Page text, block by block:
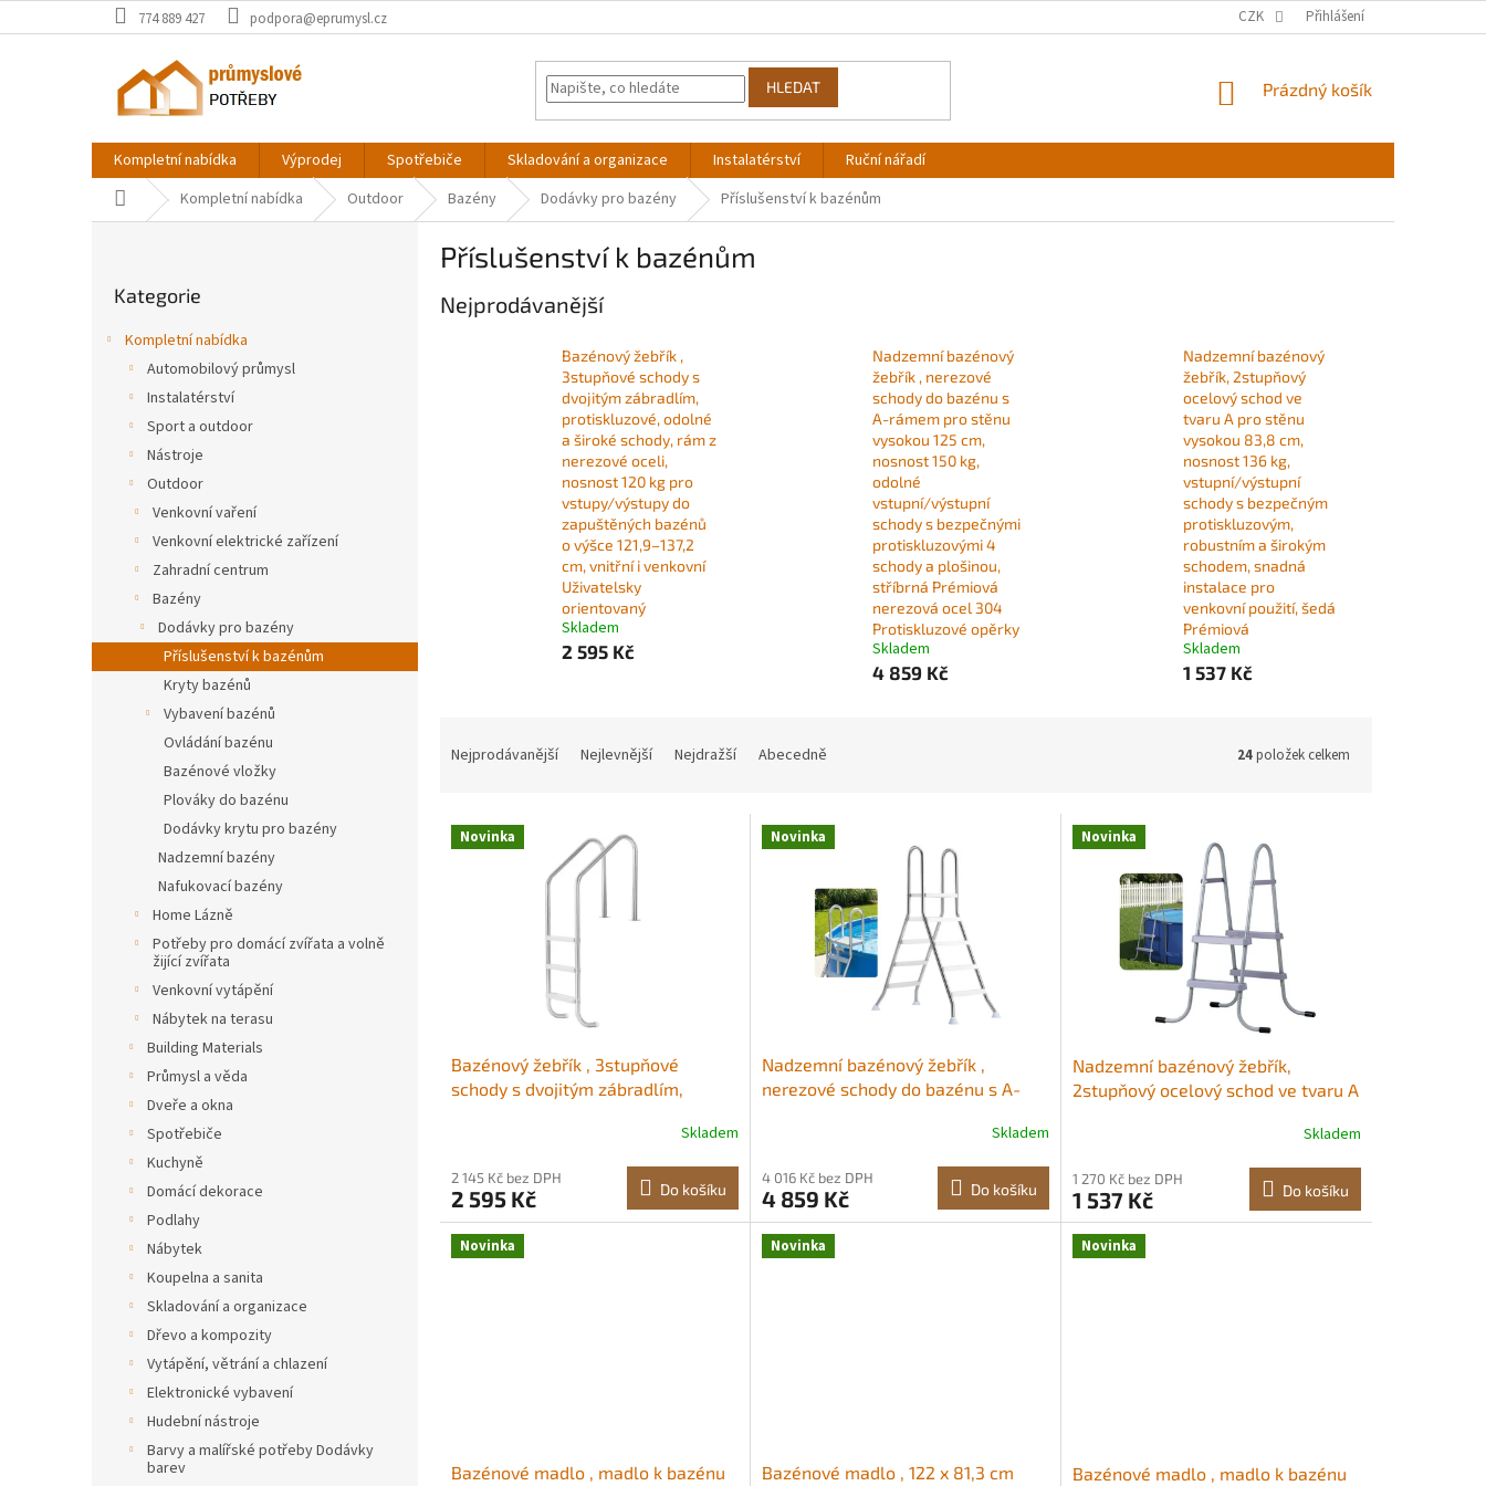
na
774 889 427 podpora@eprumysl.cz CZK Přihlášení
HLEDAT
NÁKUPNÍ
Prázdný košík
Kompletní nabídka Výprodej Spotřebiče Skladování a organizace Instalatérství
Ruční nářadí
Domů Kompletní nabídka Outdoor Bazény Dodávky pro bazény Příslušenství k bazénům
kategorie
Kategorie
Kompletní nabídka
Automobilový průmysl
Instalatérství
Sport a outdoor
Nástroje
Outdoor
Venkovní vaření
Venkovní elektrické zařízení
Zahradní centrum
Bazény
Dodávky pro bazény
Příslušenství k bazénům
Kryty bazénů
Vybavení bazénů
Ovládání bazénu
Bazénové vložky
Plováky do bazénu
Dodávky krytu pro bazény
Nadzemní bazény
Nafukovací bazény
Home Lázně
Potřeby pro domácí zvířata a volně
žijící zvířata
Venkovní vytápění
Nábytek na terasu
Building Materials
Průmysl a věda
Dveře a okna
Spotřebiče
Kuchyně
Domácí dekorace
Podlahy
Nábytek
Koupelna a sanita
Skladování a organizace
Dřevo a kompozity
Vytápění, větrání a chlazení
Elektronické vybavení
Hudební nástroje
Barvy a malířské potřeby Dodávky
barev
Příslušenství k bazénům
Nejprodávanější
Bazénový žebřík ,
3stupňové schody s
dvojitým zábradlím,
protiskluzové, odolné
a široké schody, rám z
nerezové oceli,
nosnost 120 kg pro
vstupy/výstupy do
zapuštěných bazénů
o výšce 121,9–137,2
cm, vnitřní i venkovní
Uživatelsky
orientovaný
Skladem
2 595 Kč
Nadzemní bazénový
žebřík , nerezové
schody do bazénu s
A-rámem pro stěnu
vysokou 125 cm,
nosnost 150 kg,
odolné
vstupní/výstupní
schody s bezpečnými
protiskluzovými 4
schody a plošinou,
stříbrná Prémiová
nerezová ocel 304
Protiskluzové opěrky
Skladem
4 859 Kč
Nadzemní bazénový
žebřík, 2stupňový
ocelový schod ve
tvaru A pro stěnu
vysokou 83,8 cm,
nosnost 136 kg,
vstupní/výstupní
schody s bezpečným
protiskluzovým,
robustním a širokým
schodem, snadná
instalace pro
venkovní použití, šedá
Prémiová
Skladem
1 537 Kč
n
Nejprodávanější Nejlevnější Nejdražší Abecedně 24položek celkem
V Novinka
Bazénový žebřík , 3stupňové
schody s dvojitým zábradlím,
schody, rám z nerezové oceli,
nosnost 120 kg pro vstupy/výstupy
do zapuštěných bazénů o výšce
121,9–137,2 cm, vnitřní i venkovní
Uživatelsky orientovaný
Skladem
2 145 Kč bez DPH
2 595 Kč Do košíku
Novinka
Nadzemní bazénový žebřík ,
nerezové schody do bazénu s A-
vstupní/výstupní schody s
bezpečnými protiskluzovými 4
schody a plošinou, stříbrná
Prémiová nerezová ocel 304
Protiskluzové opěrky
Skladem
4 016 Kč bez DPH
4 859 Kč Do košíku
Novinka
Nadzemní bazénový žebřík,
2stupňový ocelový schod ve tvaru A
136 kg, vstupní/výstupní schody s
robustním a širokým schodem,
snadná instalace pro venkovní
použití, šedá Prémiová
Skladem
1 270 Kč bez DPH
1 537 Kč Do košíku
Novinka
Bazénové madlo , madlo k bazénu
Novinka
Bazénové madlo , 122 x 81,3 cm
Novinka
Bazénové madlo , madlo k bazénu